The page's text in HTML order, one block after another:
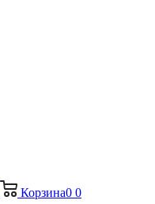
Корзина0 0